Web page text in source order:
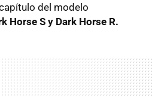
del modelo
Horse S y Dark Horse R.